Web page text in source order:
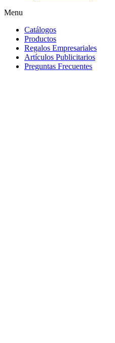
Menu
Catálogos
Productos
Regalos Empresariales
Artículos Publicitarios
Preguntas Frecuentes